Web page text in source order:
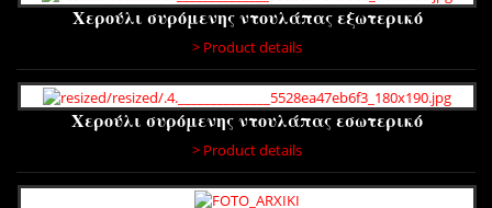
Χερούλι συρόμενης ντουλάπας εξωτερικό
> Product details
Χερούλι συρόμενης ντουλάπας εσωτερικό
> Product details